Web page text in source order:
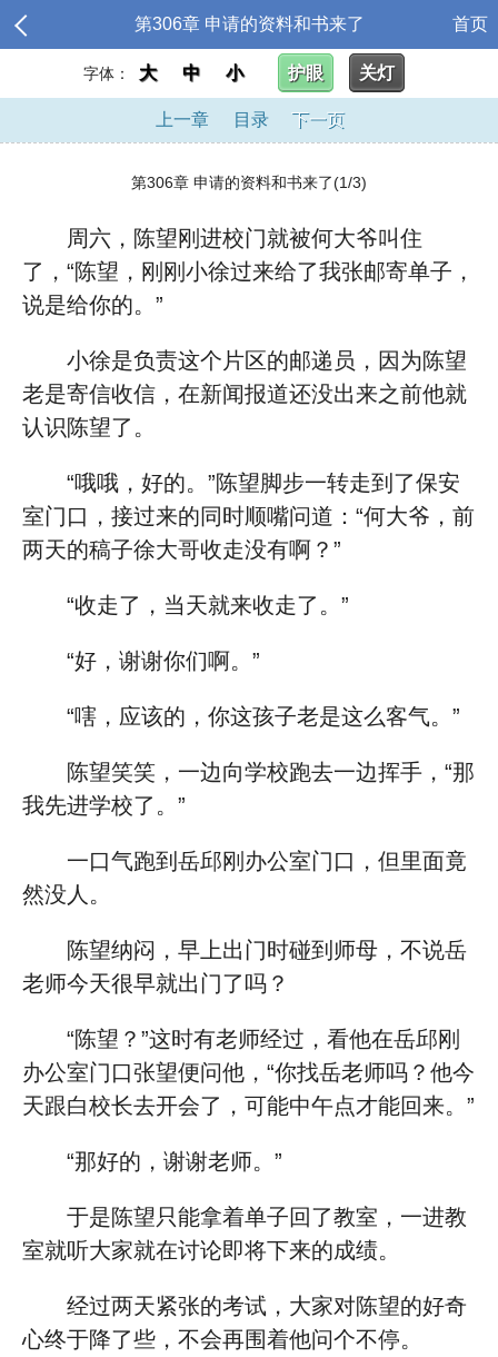
第306章 申请的资料和书来了 首页
字体： 大 中 小 护眼 关灯
上一章 目录 下一页
第306章 申请的资料和书来了(1/3)
周六，陈望刚进校门就被何大爷叫住
了，“陈望，刚刚小徐过来给了我张邮寄单子，
说是给你的。”
小徐是负责这个片区的邮递员，因为陈望
老是寄信收信，在新闻报道还没出来之前他就
认识陈望了。
“哦哦，好的。”陈望脚步一转走到了保安
室门口，接过来的同时顺嘴问道：“何大爷，前
两天的稿子徐大哥收走没有啊？”
“收走了，当天就来收走了。”
“好，谢谢你们啊。”
“嗐，应该的，你这孩子老是这么客气。”
陈望笑笑，一边向学校跑去一边挥手，“那
我先进学校了。”
一口气跑到岳邱刚办公室门口，但里面竟
然没人。
陈望纳闷，早上出门时碰到师母，不说岳
老师今天很早就出门了吗？
“陈望？”这时有老师经过，看他在岳邱刚
办公室门口张望便问他，“你找岳老师吗？他今
天跟白校长去开会了，可能中午点才能回来。”
“那好的，谢谢老师。”
于是陈望只能拿着单子回了教室，一进教
室就听大家就在讨论即将下来的成绩。
经过两天紧张的考试，大家对陈望的好奇
心终于降了些，不会再围着他问个不停。